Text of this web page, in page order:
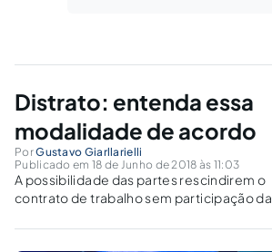
Distrato: entenda essa
modalidade de acordo
PorGustavo Giarllarielli
Publicado em 18 de Junho de 2018 às 11:03
A possibilidade das partes rescindirem o
contrato de trabalho sem participação da
Categoria.